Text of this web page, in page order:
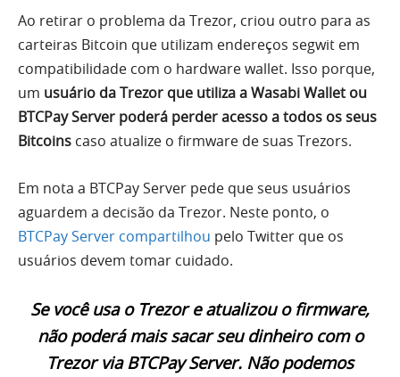
Ao retirar o problema da Trezor, criou outro para as
carteiras Bitcoin que utilizam endereços segwit em
compatibilidade com o hardware wallet. Isso porque,
um usuário da Trezor que utiliza a Wasabi Wallet ou
BTCPay Server poderá perder acesso a todos os seus
Bitcoins caso atualize o firmware de suas Trezors.
Em nota a BTCPay Server pede que seus usuários
aguardem a decisão da Trezor. Neste ponto, o
BTCPay Server compartilhou pelo Twitter que os
usuários devem tomar cuidado.
Se você usa o Trezor e atualizou o firmware,
não poderá mais sacar seu dinheiro com o
Trezor via BTCPay Server. Não podemos